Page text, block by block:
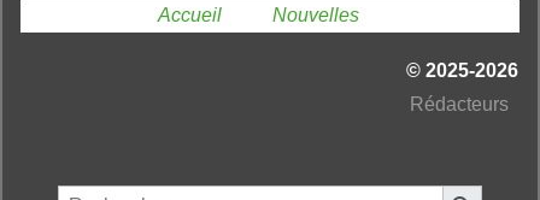
Accueil Nouvelles
© 2025-2026
Rédacteurs